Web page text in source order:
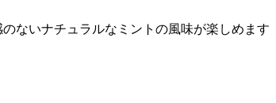
ないナチュラルなミントの風味が楽しめます